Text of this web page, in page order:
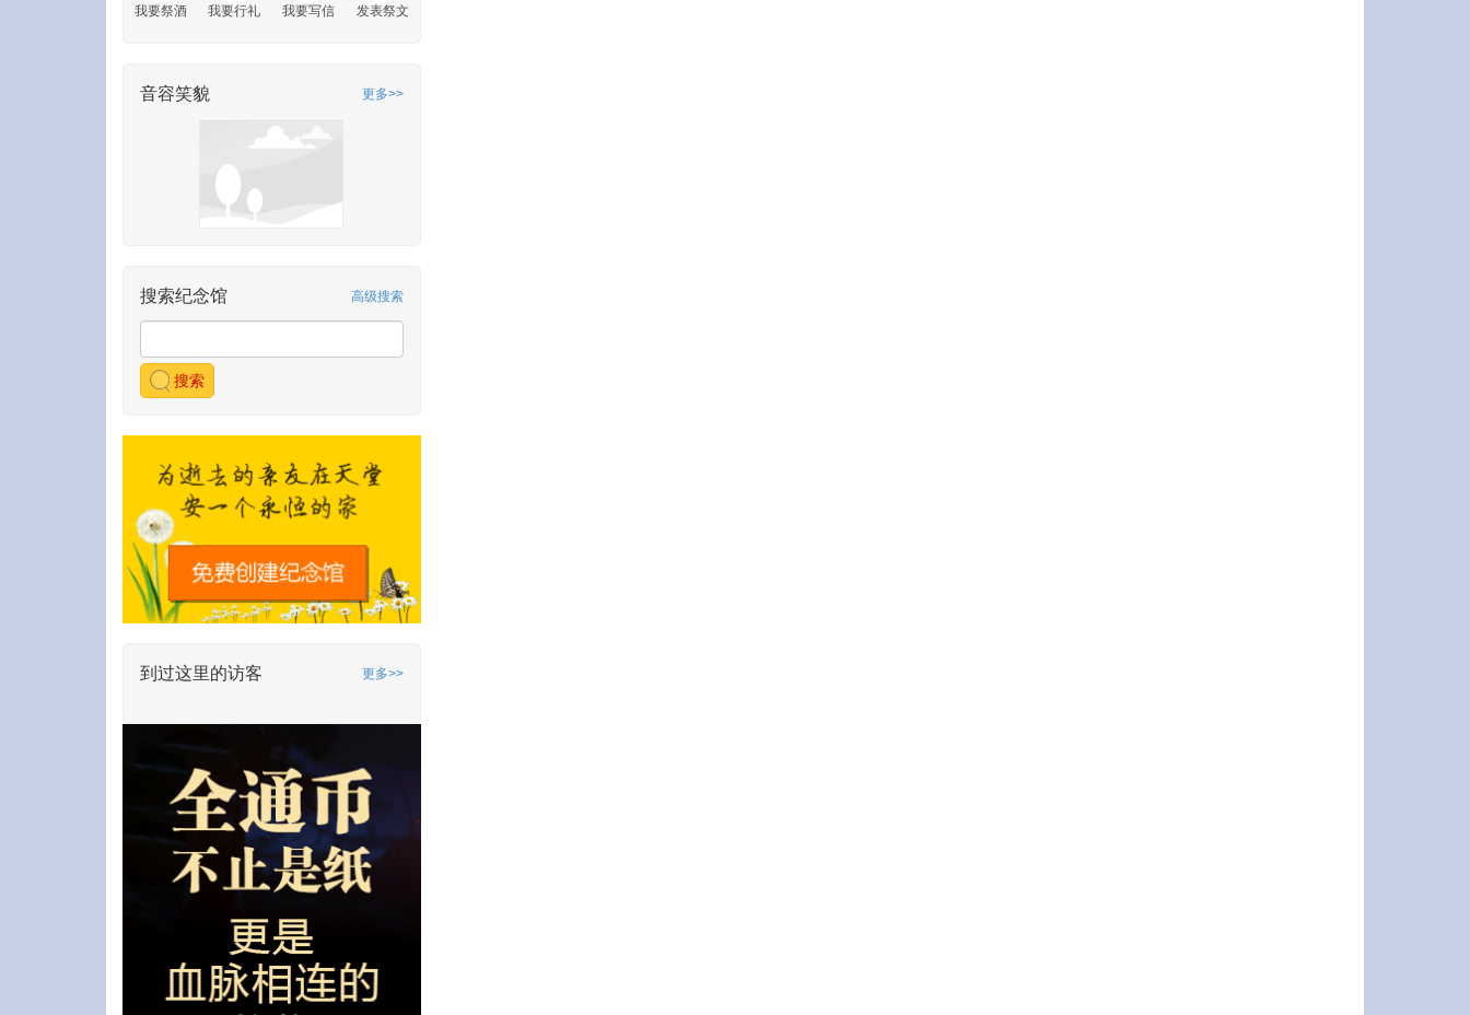
我要祭酒 我要行礼 我要写信 发表祭文
音容笑貌 更多>>
搜索纪念馆 高级搜索
搜索
到过这里的访客 更多>>